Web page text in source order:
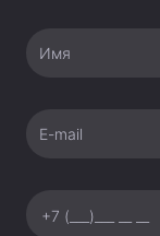
Имя
E-mail